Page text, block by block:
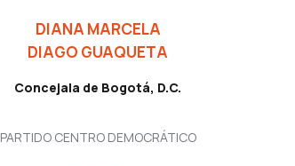
DIANA MARCELA
DIAGO GUAQUETA
Concejala de Bogotá, D.C.
PARTIDO CENTRO DEMOCRÁTICO